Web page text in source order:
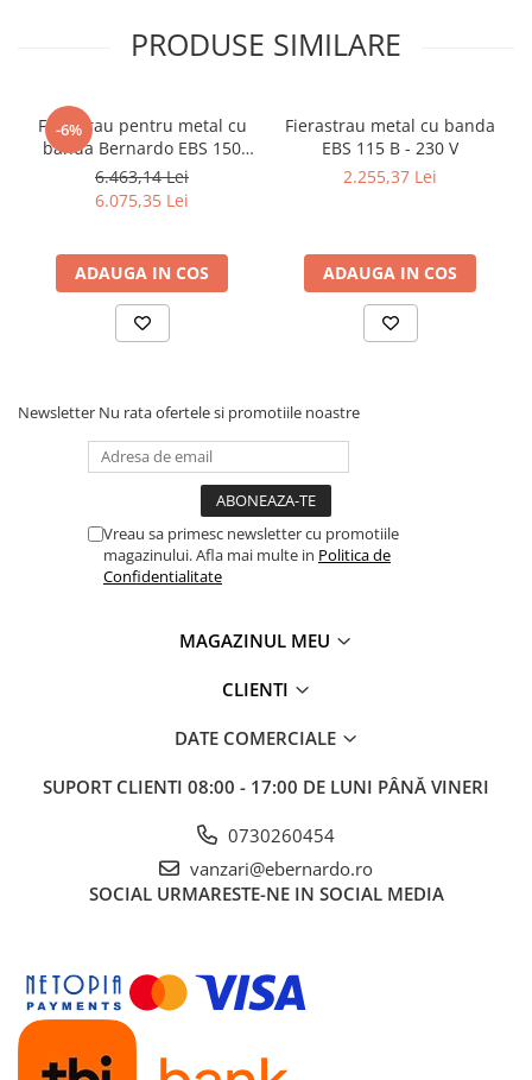
PRODUSE SIMILARE
-6%
Ferastrau pentru metal cu
banda Bernardo EBS 150
GC
6.463,14 Lei
6.075,35 Lei
ADAUGA IN COS
Fierastrau metal cu banda
EBS 115 B - 230 V
2.255,37 Lei
ADAUGA IN COS
Newsletter Nu rata ofertele si promotiile noastre
Vreau sa primesc newsletter cu promotiile
magazinului. Afla mai multe in Politica de
Confidentialitate
MAGAZINUL MEU
CLIENTI
DATE COMERCIALE
SUPORT CLIENTI 08:00 - 17:00 DE LUNI PÂNĂ VINERI
0730260454
vanzari@ebernardo.ro
SOCIAL URMARESTE-NE IN SOCIAL MEDIA